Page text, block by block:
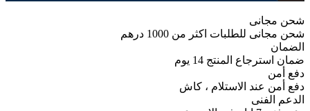
شحن مجانى
شحن مجانى للطلبات اكثر من 1000 درهم
الضمان
ضمان استرجاع المنتج 14 يوم
دفع أمن
دفع أمن عند الاستلام ، كاش
الدعم الفنى